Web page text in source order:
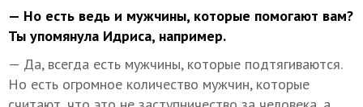
— Но есть ведь и мужчины, которые помогают вам?
Ты упомянула Идриса, например.
— Да, всегда есть мужчины, которые подтягиваются.
Но есть огромное количество мужчин, которые